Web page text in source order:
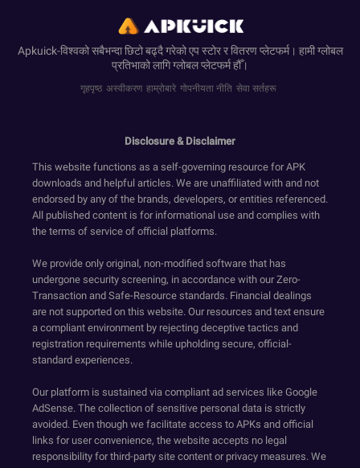
Apkuick-विश्वको सबैभन्दा छिटो बढ्दै गरेको एप स्टोर र वितरण प्लेटफर्म। हामी ग्लोबल
प्रतिभाको लागि ग्लोबल प्लेटफर्म हौँ।
गृहपृष्ठ अस्वीकरण हाम्रोबारे गोपनीयता नीति सेवा सर्तहरू
Disclosure & Disclaimer
This website functions as a self-governing resource for APK
downloads and helpful articles. We are unaffiliated with and not
endorsed by any of the brands, developers, or entities referenced.
All published content is for informational use and complies with
the terms of service of official platforms.
We provide only original, non-modified software that has
undergone security screening, in accordance with our Zero-
Transaction and Safe-Resource standards. Financial dealings
are not supported on this website. Our resources and text ensure
a compliant environment by rejecting deceptive tactics and
registration requirements while upholding secure, official-
standard experiences.
Our platform is sustained via compliant ad services like Google
AdSense. The collection of sensitive personal data is strictly
avoided. Even though we facilitate access to APKs and official
links for user convenience, the website accepts no legal
responsibility for third-party site content or privacy measures. We